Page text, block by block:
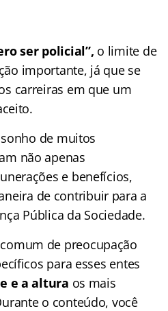
ser policial”, o limite de
importante, já que se
carreiras em que um
de muitos
não apenas
e benefícios,
de contribuir para a
Pública da Sociedade.
de preocupação
para esses entes
e a altura os mais
o conteúdo, você